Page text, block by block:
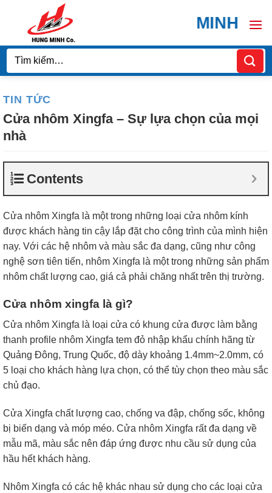
dung
HÙNG MINH DOOR
Tìm
TIN TỨC
Cửa nhôm Xingfa – Sự lựa chọn của mọi
nhà
Contents
Cửa nhôm Xingfa là một trong những loại cửa nhôm kính
được khách hàng tin cậy lắp đặt cho công trình của mình hiện
nay. Với các hệ nhôm và màu sắc đa dạng, cũng như công
nghệ sơn tiên tiến, nhôm Xingfa là một trong những sản phẩm
nhôm chất lượng cao, giá cả phải chăng nhất trên thị trường.
Cửa nhôm xingfa là gì?
Cửa nhôm Xingfa là loại cửa có khung cửa được làm bằng
thanh profile nhôm Xingfa tem đỏ nhập khẩu chính hãng từ
Quảng Đông, Trung Quốc, độ dày khoảng 1.4mm~2.0mm, có
5 loại cho khách hàng lựa chọn, có thể tùy chọn theo màu sắc
chủ đạo.
Cửa Xingfa chất lượng cao, chống va đập, chống sốc, không
bị biến dạng và móp méo. Cửa nhôm Xingfa rất đa dạng về
mẫu mã, màu sắc nên đáp ứng được nhu cầu sử dụng của
hầu hết khách hàng.
Nhôm Xingfa có các hệ khác nhau sử dụng cho các loại cửa